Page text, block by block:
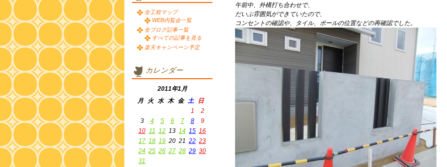
午前中、外構打ち合わせで、
だいぶ雰囲気ができていたので、
コンセントの確認や、タイル、ポールの位置などの再確認でした。
全工程マップ
WEB内覧会一覧
全ブログ記事一覧
すべての記事を見る
楽天キャンペーン予定
カレンダー
2011年1月
月
火 水 木 金 土 日
1
2
3
4 5 6 7 8
9
10 11 12 13 14 15 16
17 18 19 20 21 22 23
24 25 26 27 28 29 30
31